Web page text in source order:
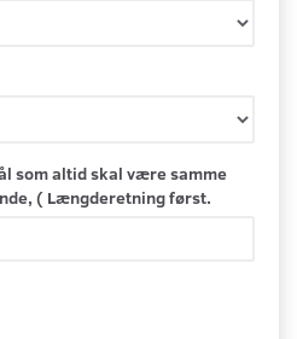
som altid skal være samme
( Længderetning først.